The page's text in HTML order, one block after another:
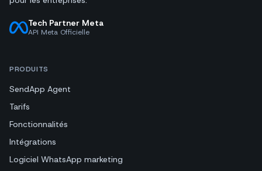
Tech Partner Meta
API Meta Officielle
PRODUITS
SendApp Agent
Tarifs
Fonctionnalités
Intégrations
Logiciel WhatsApp marketing